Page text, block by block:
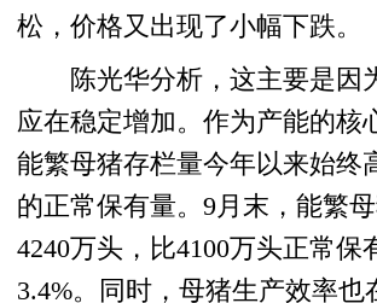
松，价格又出现了小幅下跌。
陈光华分析，这主要是因
应在稳定增加。作为产能的核
能繁母猪存栏量今年以来始终
的正常保有量。9月末，能繁
4240万头，比4100万头正常保
3.4%。同时，母猪生产效率也